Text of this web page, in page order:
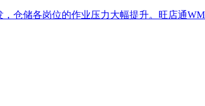
仓储各岗位的作业压力大幅提升。旺店通